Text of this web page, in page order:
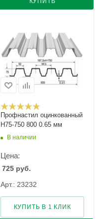
Профнастил оцинкованный
Н75-750 800 0.65 мм
В наличии
Цена:
725 руб.
Арт.: 23232
КУПИТЬ В 1 КЛИК